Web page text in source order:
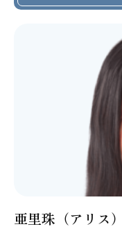
亜里珠（アリス）